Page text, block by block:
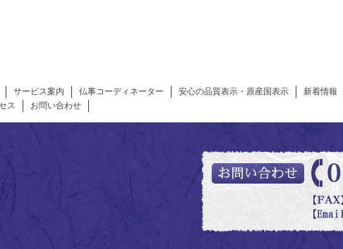
サービス案内 仏事コーディネーター 安心の品質表示・原産国表示 新着情報
ス お問い合わせ